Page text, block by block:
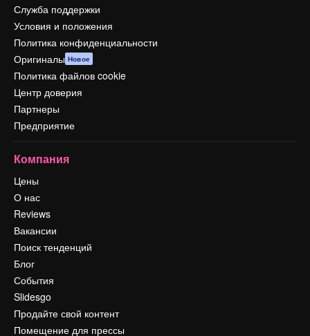
Служба поддержки
Условия и положения
Политика конфиденциальности
Оригиналы Новое
Политика файлов cookie
Центр доверия
Партнеры
Предприятие
Компания
Цены
О нас
Reviews
Вакансии
Поиск тенденций
Блог
События
Slidesgo
Продайте свой контент
Помещение для прессы